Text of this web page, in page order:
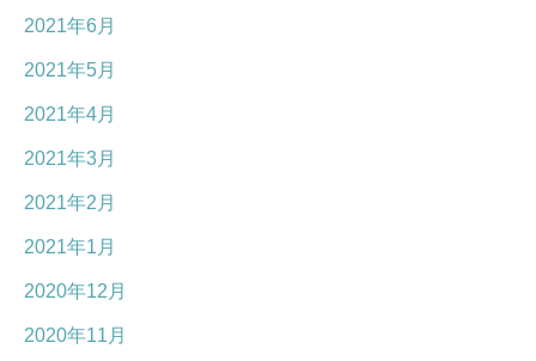
2021年6月
2021年5月
2021年4月
2021年3月
2021年2月
2021年1月
2020年12月
2020年11月